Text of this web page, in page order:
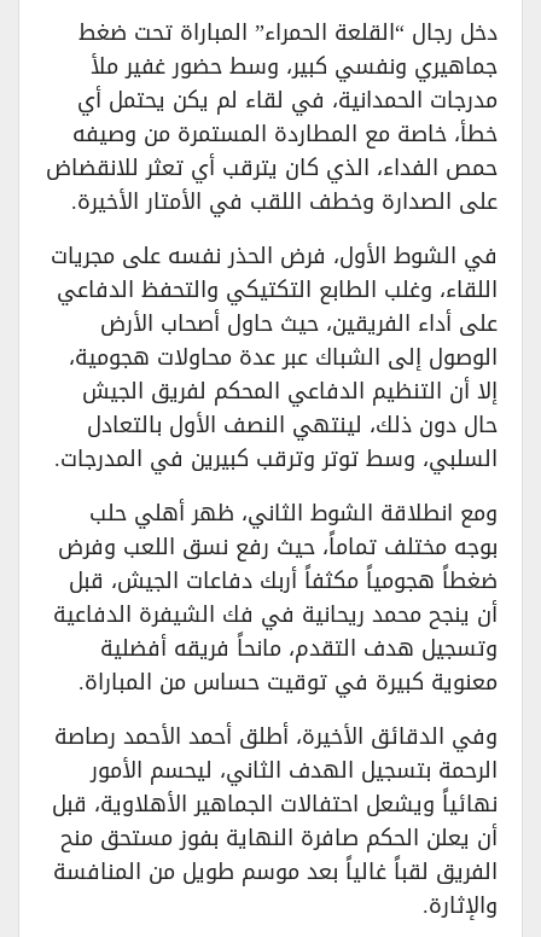
دخل رجال “القلعة الحمراء” المباراة تحت ضغط
جماهيري ونفسي كبير، وسط حضور غفير ملأ
مدرجات الحمدانية، في لقاء لم يكن يحتمل أي
خطأ، خاصة مع المطاردة المستمرة من وصيفه
حمص الفداء، الذي كان يترقب أي تعثر للانقضاض
على الصدارة وخطف اللقب في الأمتار الأخيرة.
في الشوط الأول، فرض الحذر نفسه على مجريات
اللقاء، وغلب الطابع التكتيكي والتحفظ الدفاعي
على أداء الفريقين، حيث حاول أصحاب الأرض
الوصول إلى الشباك عبر عدة محاولات هجومية،
إلا أن التنظيم الدفاعي المحكم لفريق الجيش
حال دون ذلك، لينتهي النصف الأول بالتعادل
السلبي، وسط توتر وترقب كبيرين في المدرجات.
ومع انطلاقة الشوط الثاني، ظهر أهلي حلب
بوجه مختلف تماماً، حيث رفع نسق اللعب وفرض
ضغطاً هجومياً مكثفاً أربك دفاعات الجيش، قبل
أن ينجح محمد ريحانية في فك الشيفرة الدفاعية
وتسجيل هدف التقدم، مانحاً فريقه أفضلية
معنوية كبيرة في توقيت حساس من المباراة.
وفي الدقائق الأخيرة، أطلق أحمد الأحمد رصاصة
الرحمة بتسجيل الهدف الثاني، ليحسم الأمور
نهائياً ويشعل احتفالات الجماهير الأهلاوية، قبل
أن يعلن الحكم صافرة النهاية بفوز مستحق منح
الفريق لقباً غالياً بعد موسم طويل من المنافسة
والإثارة.